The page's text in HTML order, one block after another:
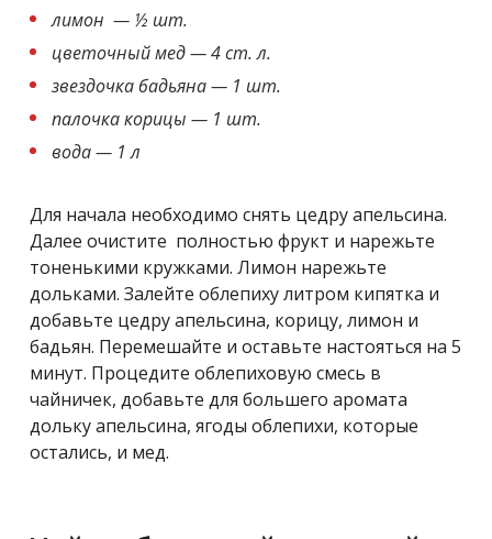
лимон — ½ шт.
цветочный мед — 4 ст. л.
звездочка бадьяна — 1 шт.
палочка корицы — 1 шт.
вода — 1 л
Для начала необходимо снять цедру апельсина.
Далее очистите полностью фрукт и нарежьте
тоненькими кружками. Лимон нарежьте
дольками. Залейте облепиху литром кипятка и
добавьте цедру апельсина, корицу, лимон и
бадьян. Перемешайте и оставьте настояться на 5
минут. Процедите облепиховую смесь в
чайничек, добавьте для большего аромата
дольку апельсина, ягоды облепихи, которые
остались, и мед.